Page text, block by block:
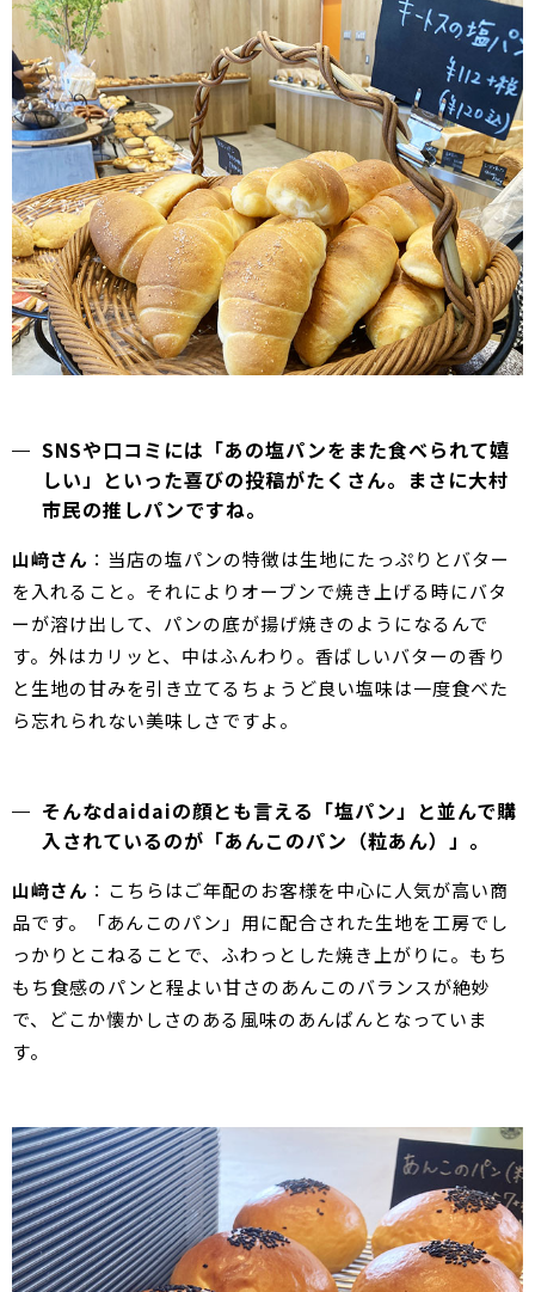
SNSや口コミには「あの塩パンをまた食べられて嬉
しい」といった喜びの投稿がたくさん。まさに大村
市民の推しパンですね。
山﨑さん ：当店の塩パンの特徴は生地にたっぷりとバター
を入れること。それによりオーブンで焼き上げる時にバタ
ーが溶け出して、パンの底が揚げ焼きのようになるんで
す。外はカリッと、中はふんわり。香ばしいバターの香り
と生地の甘みを引き立てるちょうど良い塩味は一度食べた
ら忘れられない美味しさですよ。
そんなdaidaiの顔とも言える「塩パン」と並んで購
入されているのが「あんこのパン（粒あん）」。
山﨑さん ：こちらはご年配のお客様を中心に人気が高い商
品です。「あんこのパン」用に配合された生地を工房でし
っかりとこねることで、ふわっとした焼き上がりに。もち
もち食感のパンと程よい甘さのあんこのバランスが絶妙
で、どこか懐かしさのある風味のあんぱんとなっていま
す。